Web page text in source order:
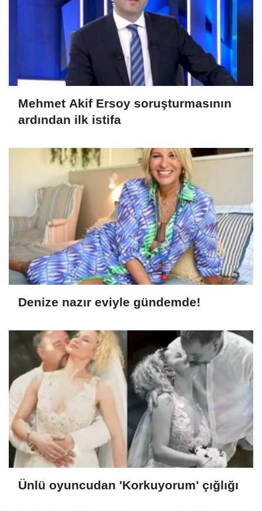
Mehmet Akif Ersoy soruşturmasının
ardından ilk istifa
Denize nazır eviyle gündemde!
Ünlü oyuncudan 'Korkuyorum' çığlığı